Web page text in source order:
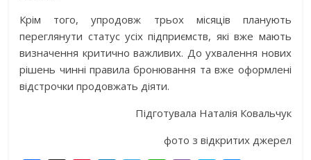
Крім того, упродовж трьох місяців планують
переглянути статус усіх підприємств, які вже мають
визначення критично важливих. До ухвалення нових
рішень чинні правила бронювання та вже оформлені
відстрочки продовжать діяти.
Підготувала Наталія Ковальчук
фото з відкритих джерел